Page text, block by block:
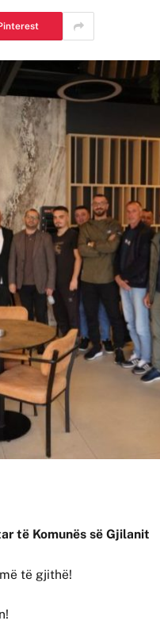
të Komunës së Gjilanit
të gjithë!